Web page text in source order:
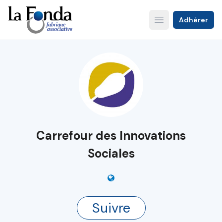
Aller
au
contenu
principal
Open main menu
Adhérer
Carrefour des Innovations
Sociales
Suivre